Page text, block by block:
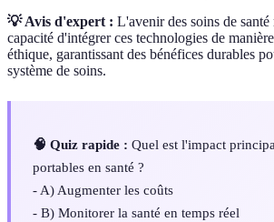
💡 Avis d'expert : L'avenir des soins de santé
capacité d'intégrer ces technologies de
éthique, garantissant des bénéfices durables
système de soins.
🧠 Quiz rapide : Quel est l'impact
portables en santé ?
- A) Augmenter les coûts
- B) Monitorer la santé en temps réel